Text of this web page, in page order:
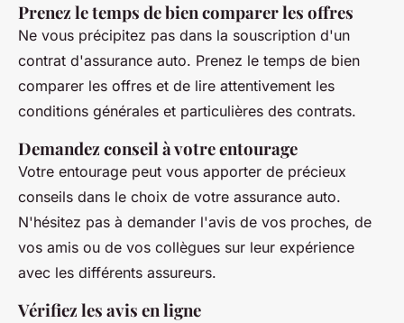
Prenez le temps de bien comparer les offres
Ne vous précipitez pas dans la souscription d'un
contrat d'assurance auto. Prenez le temps de bien
comparer les offres et de lire attentivement les
conditions générales et particulières des contrats.
Demandez conseil à votre entourage
Votre entourage peut vous apporter de précieux
conseils dans le choix de votre assurance auto.
N'hésitez pas à demander l'avis de vos proches, de
vos amis ou de vos collègues sur leur expérience
avec les différents assureurs.
Vérifiez les avis en ligne